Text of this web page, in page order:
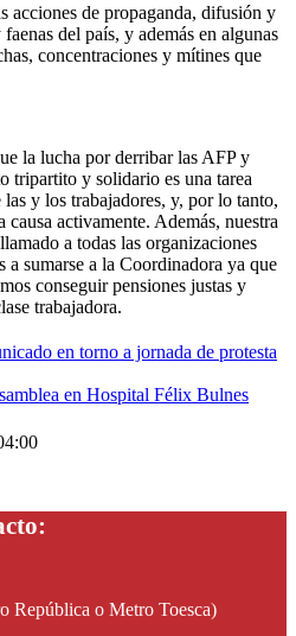
acciones de propaganda, difusión y
del país, y además en algunas
concentraciones y mítines que
la lucha por derribar las AFP y
tripartito y solidario es una tarea
y los trabajadores, y, por lo tanto,
activamente. Además, nuestra
a todas las organizaciones
a sumarse a la Coordinadora ya que
conseguir pensiones justas y
trabajadora.
en torno a jornada de protesta
en Hospital Félix Bulnes
República o Metro Toesca)